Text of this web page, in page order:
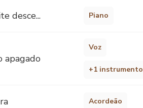
desce... Piano
apagado
Voz
+1 instrumento
Acordeão